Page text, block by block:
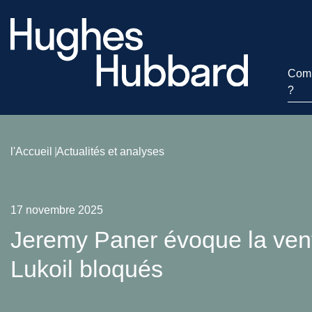
?
l'Accueil Actualités et analyses
17 novembre 2025
Jeremy Paner évoque la
Lukoil bloqués